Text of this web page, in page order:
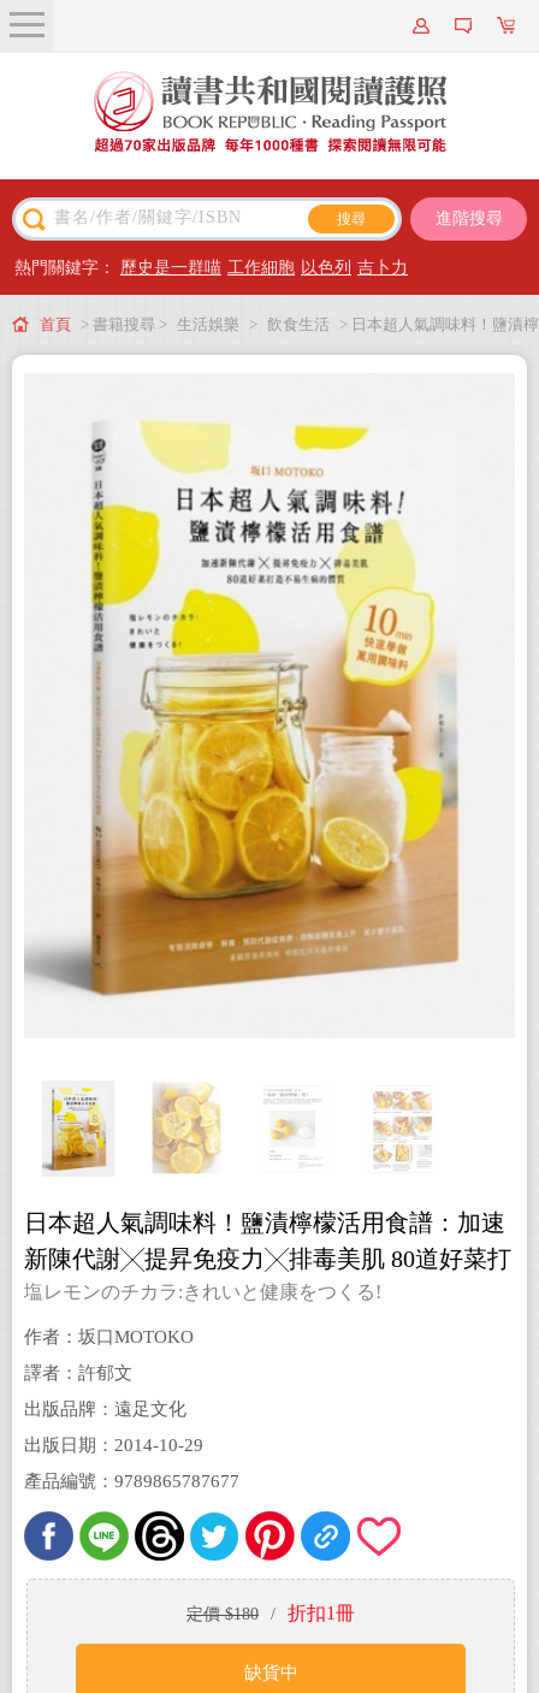
關於我們
近期新書
主題閱讀
出版專區
會員專屬
進階搜尋
熱門關鍵字： 歷史是一群喵 工作細胞 以色列 吉卜力
首頁 > 書籍搜尋 > 生活娛樂 > 飲食生活 > 日本超人氣調味料！鹽漬檸
日本超人氣調味料！鹽漬檸檬活用食譜：加速
新陳代謝╳提昇免疫力╳排毒美肌 80道好菜打
造不易生病的體質
塩レモンのチカラ:きれいと健康をつくる!
作者：坂口MOTOKO
譯者：許郁文
出版品牌：遠足文化
出版日期：2014-10-29
產品編號：9789865787677
定價 $180 / 折扣1冊
缺貨中